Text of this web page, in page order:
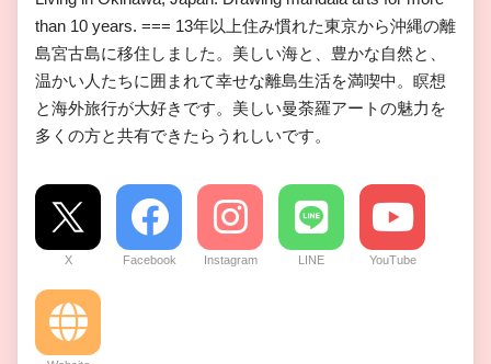
than 10 years. === 13年以上住み慣れた東京から沖縄の離
島宮古島に移住しました。美しい海と、豊かな自然と、
温かい人たちに囲まれて幸せな離島生活を満喫中。瞑想
と海外旅行が大好きです。美しい曼荼羅アートの魅力を
多くの方と共有できたらうれしいです。
X Facebook Instagram LINE YouTube